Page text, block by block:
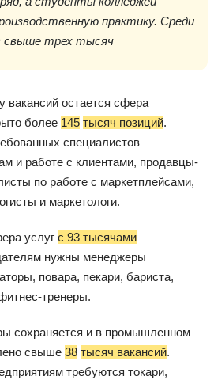
практику. Среди
свыше трех тысяч
вакансий остается сфера
более 145 тысяч позиций.
специалистов —
и работе с клиентами, продавцы-
по работе с маркетплейсами,
и маркетологи.
услуг с 93 тысячами
нужны менеджеры
повара, пекари, бариста,
тренеры.
сохраняется и в промышленном
свыше 38 тысяч вакансий.
требуются токари,